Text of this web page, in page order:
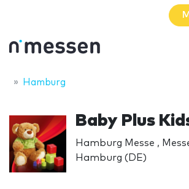
Hamburg
Baby Plus
Hamburg Messe ,
Hamburg (DE)